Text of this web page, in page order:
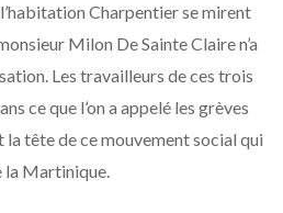
Charpentier se mirent
Milon De Sainte Claire n’a
Les travailleurs de ces trois
ce que l’on a appelé les grèves
tête de ce mouvement social qui
la Martinique.